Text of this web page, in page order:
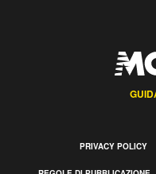
PRIVACY POLICY